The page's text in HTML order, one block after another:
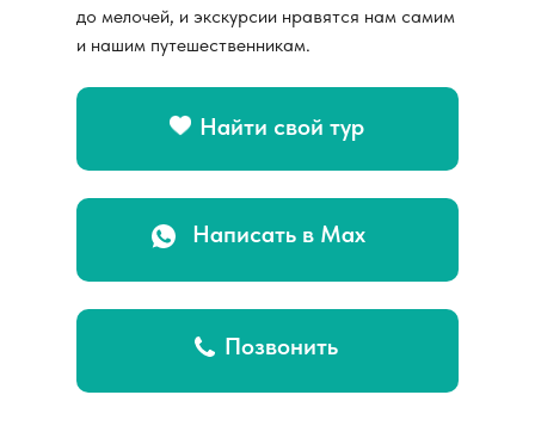
до мелочей, и экскурсии нравятся нам самим
и нашим путешественникам.
Найти свой тур
Написать в Max
Позвонить